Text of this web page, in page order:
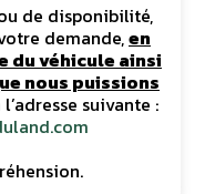
de disponibilité,
demande,en
du véhicule ainsi
nous puissions
suivante :